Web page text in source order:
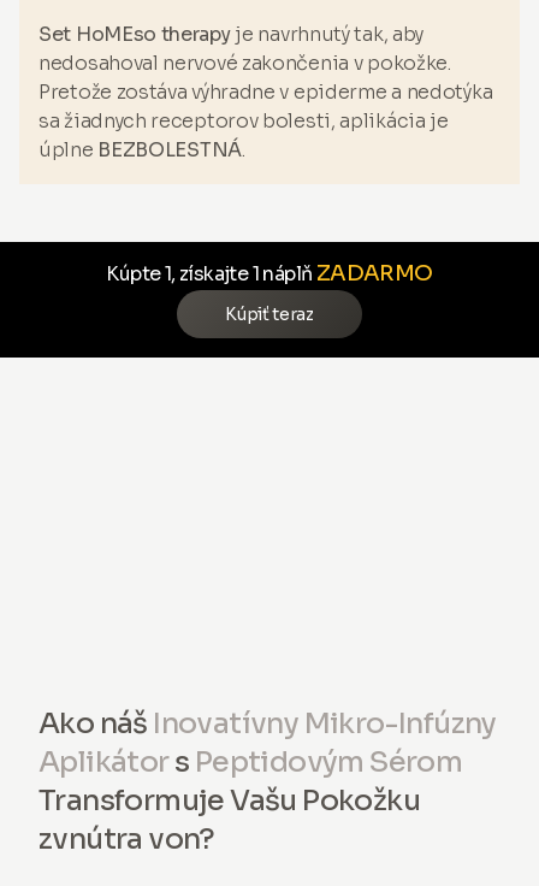
Set HoMEso therapyje navrhnutý tak, aby
nedosahoval nervové zakončenia v pokožke.
Pretože zostáva výhradne v epiderme a nedotýka
sa žiadnych receptorov bolesti, aplikácia je
úplne BEZBOLESTNÁ.
Kúpte 1, získajte 1 náplň ZADARMO
Kúpiť teraz
Ako náš Inovatívny Mikro-Infúzny
Aplikátors Peptidovým Sérom
Transformuje Vašu Pokožku
zvnútra von?